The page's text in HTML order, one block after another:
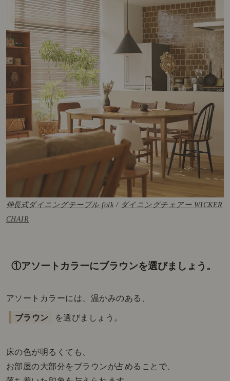
伸長式ダイニングテーブル folk / ダイニングチェアー WICKER
CHAIR
①アソートカラーにブラウンを選びましょう。
アソートカラーには、 温かみのある、
ブラウン を選びましょう。
床の色が明るくても、
お部屋の大部分をブラウンが占めることで、